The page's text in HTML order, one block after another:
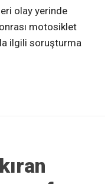
olay yerinde
motosiklet
ilgili soruşturma